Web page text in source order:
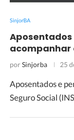
SinjorBA
acompanhar
porSinjorba 25
Aposentados e
Seguro Social